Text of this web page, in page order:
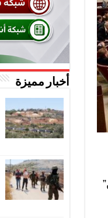
أخبار مميزة